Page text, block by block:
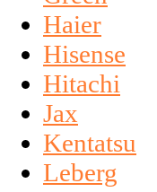
Haier
Hisense
Hitachi
Jax
Kentatsu
Leberg